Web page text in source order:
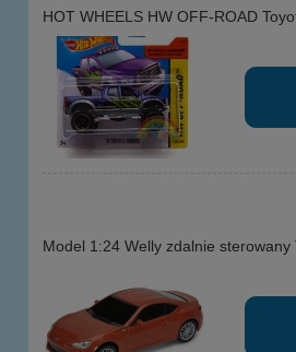
HOT WHEELS HW OFF-ROAD
Model 1:24 Welly zdalnie sterowany